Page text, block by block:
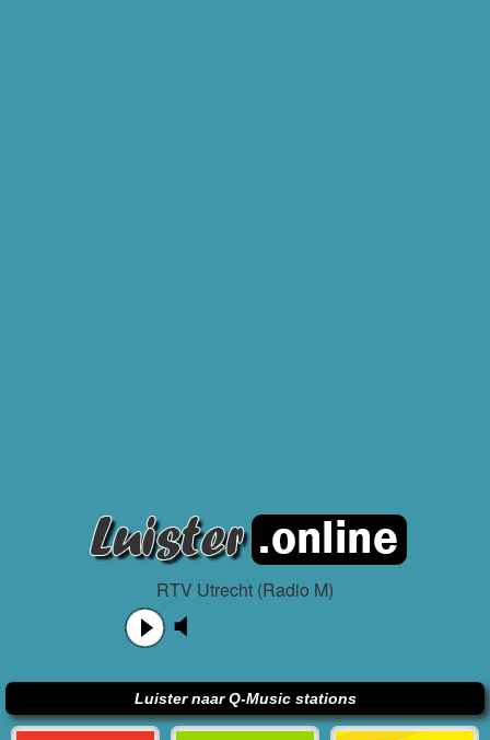
RTV Utrecht (Radio M)
Luister naar Q-Music stations